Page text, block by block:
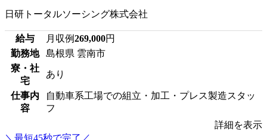
日研トータルソーシング株式会社
給与 月収例269,000円
勤務地
島根県 雲南市
寮・社
宅
あり
仕事内
容
自動車系工場での組立・加工・プレス製造スタッ
フ
詳細を表示
＼最短45秒で完了／